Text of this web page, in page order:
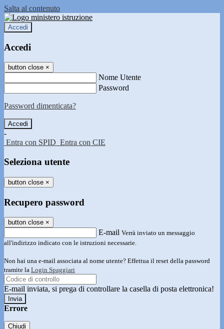
Salta al contenuto
Accedi
Accedi
button close ×
Nome Utente
Password
Password dimenticata?
-
Entra con SPID Entra con CIE
Seleziona utente
button close ×
Recupero password
button close ×
E-mail Verrà inviato un messaggio
all'indirizzo indicato con le istruzioni necessarie.
Non hai una e-mail associata al nome utente? Effettua il reset della password
tramite la Login Spaggiari
E-mail inviata, si prega di controllare la casella di posta elettronica!
Errore
Chiudi